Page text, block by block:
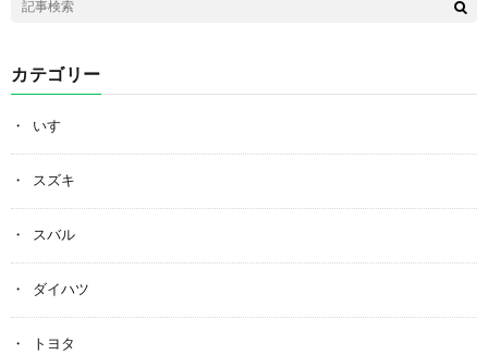
カテゴリー
いすゞ
スズキ
スバル
ダイハツ
トヨタ